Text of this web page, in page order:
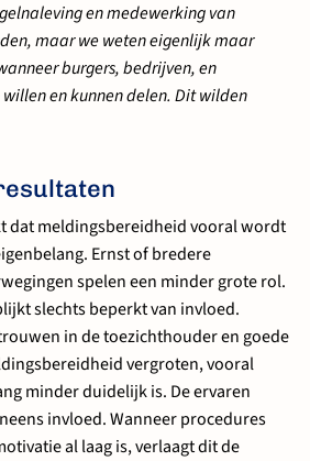
en medewerking van
maar we weten eigenlijk maar
burgers, bedrijven, en
en kunnen delen. Dit wilden
dat meldingsbereidheid vooral wordt
Ernst of bredere
spelen een minder grote rol.
slechts beperkt van invloed.
in de toezichthouder en goede
vergroten, vooral
minder duidelijk is. De ervaren
invloed. Wanneer procedures
al laag is, verlaagt dit de